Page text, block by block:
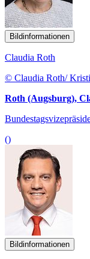
Bildinformationen
Claudia Roth
© Claudia Roth/
Roth (Augsburg),
()
Bildinformationen